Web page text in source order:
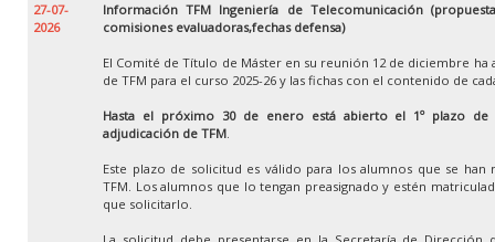
27-07-
2026
Información TFM Ingeniería de Telecomunicación
comisiones evaluadoras,fechas defensa)
El Comité de Título de Máster en su reunión 12 de diciembre
de TFM para el curso 2025-26 y las fichas con el contenido de
Hasta el próximo 30 de enero está abierto el 1º plazo
adjudicación de TFM.
Este plazo de solicitud es válido para los alumnos que se han
TFM. Los alumnos que lo tengan preasignado y estén
que solicitarlo.